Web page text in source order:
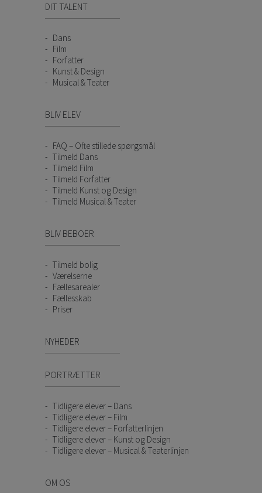
DIT TALENT
Dans
Film
Forfatter
Kunst & Design
Musical & Teater
BLIV ELEV
FAQ – Ofte stillede spørgsmål
Tilmeld Dans
Tilmeld Film
Tilmeld Forfatter
Tilmeld Kunst og Design
Tilmeld Musical & Teater
BLIV BEBOER
Tilmeld bolig
Værelserne
Fællesarealer
Fællesskab
Priser
NYHEDER
PORTRÆTTER
Tidligere elever – Dans
Tidligere elever – Film
Tidligere elever – Forfatterlinjen
Tidligere elever – Kunst og Design
Tidligere elever – Musical & Teaterlinjen
OM OS